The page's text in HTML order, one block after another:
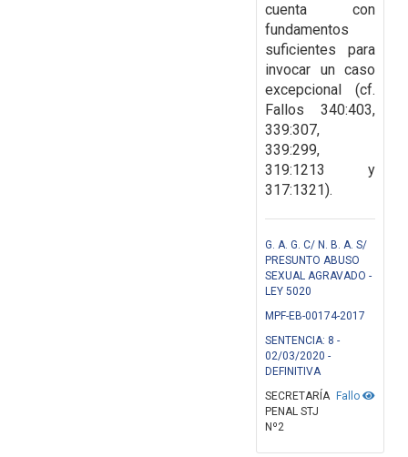
cuenta con
fundamentos
suficientes para
invocar un caso
excepcional (cf.
Fallos 340:403,
339:307,
339:299,
319:1213 y
317:1321).
G. A. G. C/ N. B. A. S/
PRESUNTO ABUSO
SEXUAL AGRAVADO -
LEY 5020
MPF-EB-00174-2017
SENTENCIA: 8 -
02/03/2020 -
DEFINITIVA
Fallo
SECRETARÍA
PENAL STJ
Nº2